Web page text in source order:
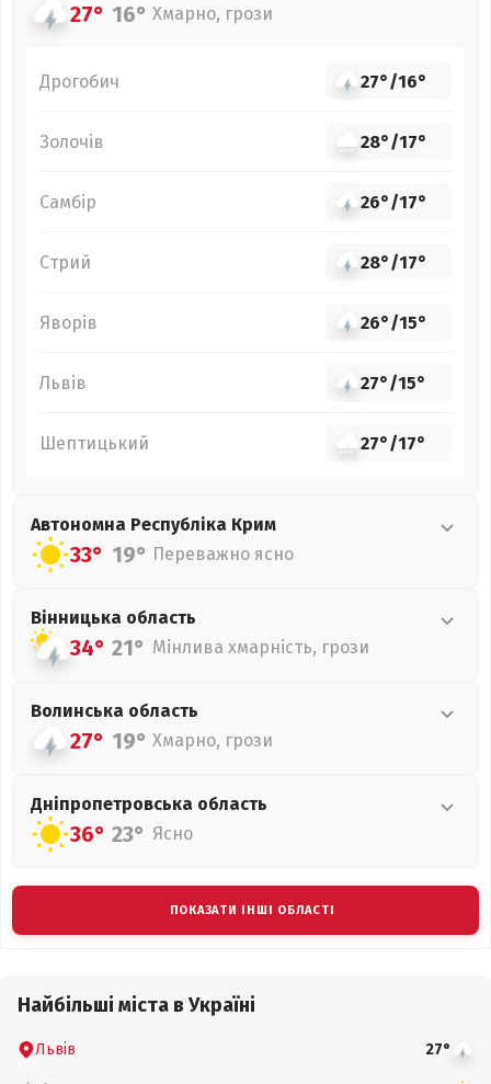
27° 16° Хмарно, грози
Дрогобич 27°/16°
Золочів 28°/17°
Самбір 26°/17°
Стрий 28°/17°
Яворів 26°/15°
Львів 27°/15°
Шептицький 27°/17°
Автономна Республіка Крим
33° 19° Переважно ясно
Вінницька область
34° 21° Мінлива хмарність, грози
Волинська область
27° 19° Хмарно, грози
Дніпропетровська область
36° 23° Ясно
ПОКАЗАТИ ІНШІ ОБЛАСТІ
Найбільші міста в Україні
Львів 27°